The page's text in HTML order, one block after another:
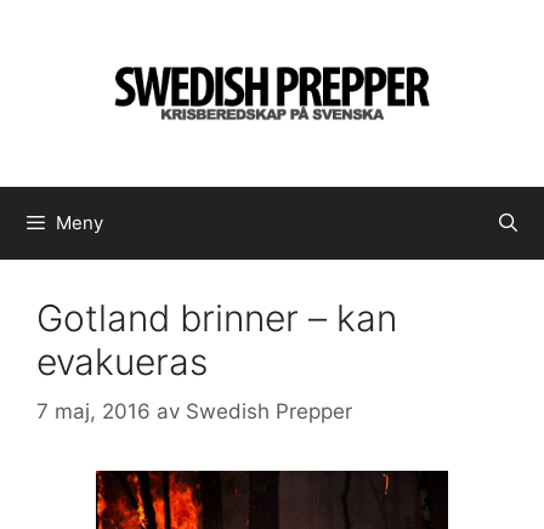
Meny
Gotland brinner – kan
evakueras
7 maj, 2016 av Swedish Prepper